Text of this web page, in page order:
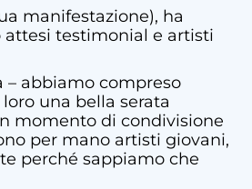
manifestazione), ha
attesi testimonial e artisti
– abbiamo compreso
una bella serata
momento di condivisione
per mano artisti giovani,
perché sappiamo che